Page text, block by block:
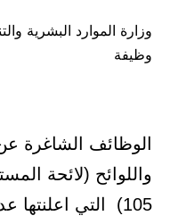
وزارة الموارد البشرية
وظيفة
الوظائف الشاغرة
واللوائح (لائحة
105) التي اعلنتها عدد من الجهات الحكومية